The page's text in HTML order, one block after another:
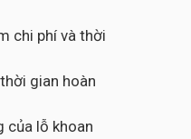
chi phí và thời
gian hoàn
của lỗ khoan